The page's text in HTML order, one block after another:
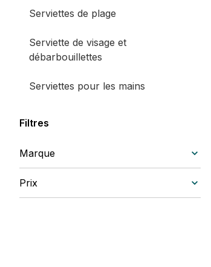
Serviettes de plage
Serviette de visage et
débarbouillettes
Serviettes pour les mains
Filtres
Marque
Prix